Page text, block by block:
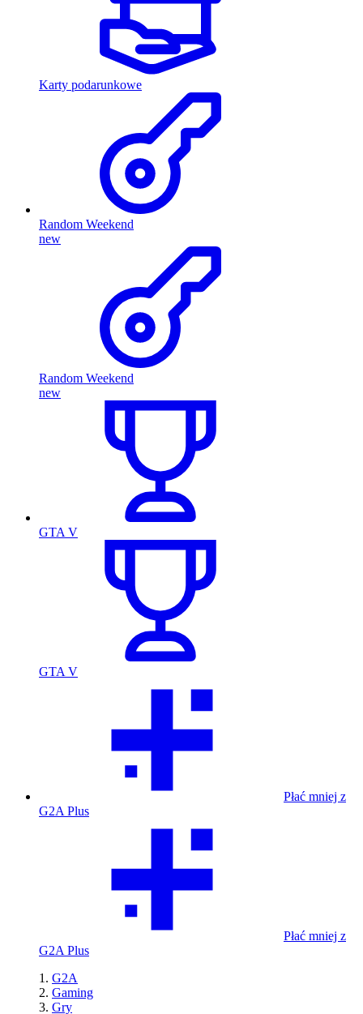
Karty podarunkowe
Random Weekend
new
Random Weekend
new
GTA V
GTA V
Płać mniej z
G2A Plus
Płać mniej z
G2A Plus
G2A
Gaming
Gry